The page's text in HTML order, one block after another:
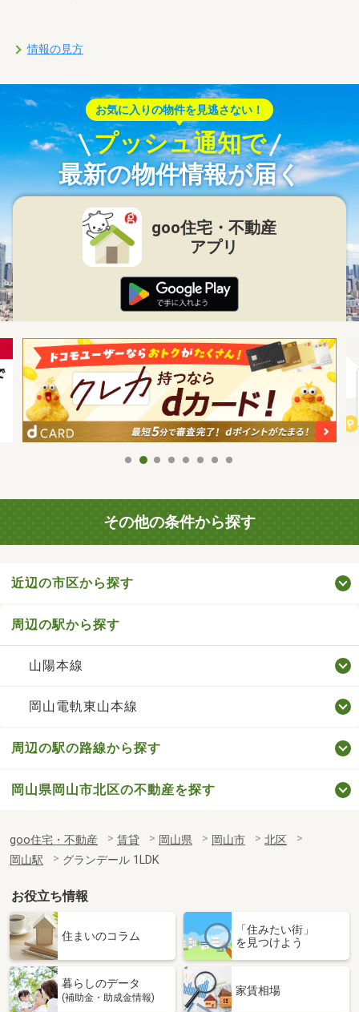
情報の見方
お気に入りの物件を見逃さない！
プッシュ通知で
最新の物件情報が届く
goo住宅・不動産
アプリ
その他の条件から探す
近辺の市区から探す
周辺の駅から探す
山陽本線
岡山電軌東山本線
周辺の駅の路線から探す
岡山県岡山市北区の不動産を探す
goo住宅・不動産 賃貸 岡山県 岡山市
北区
岡山駅
グランデール 1LDK
お役立ち情報
住まいのコラム
「住みたい街」
を見つけよう
暮らしのデータ
(補助金・助成金情報)
家賃相場